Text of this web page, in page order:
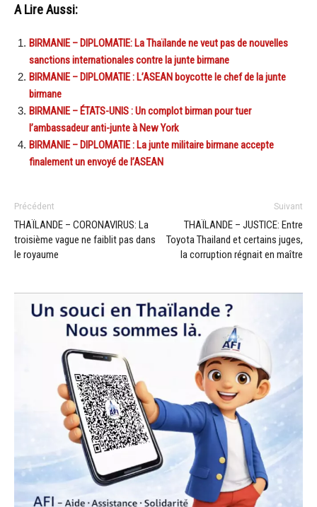
A Lire Aussi:
BIRMANIE – DIPLOMATIE: La Thaïlande ne veut pas de nouvelles
sanctions internationales contre la junte birmane
BIRMANIE – DIPLOMATIE : L’ASEAN boycotte le chef de la junte
birmane
BIRMANIE – ÉTATS-UNIS : Un complot birman pour tuer
l’ambassadeur anti-junte à New York
BIRMANIE – DIPLOMATIE : La junte militaire birmane accepte
finalement un envoyé de l’ASEAN
Précédent
THAÏLANDE – CORONAVIRUS: La
troisième vague ne faiblit pas dans
le royaume
Suivant
THAÏLANDE – JUSTICE: Entre
Toyota Thailand et certains juges,
la corruption régnait en maître